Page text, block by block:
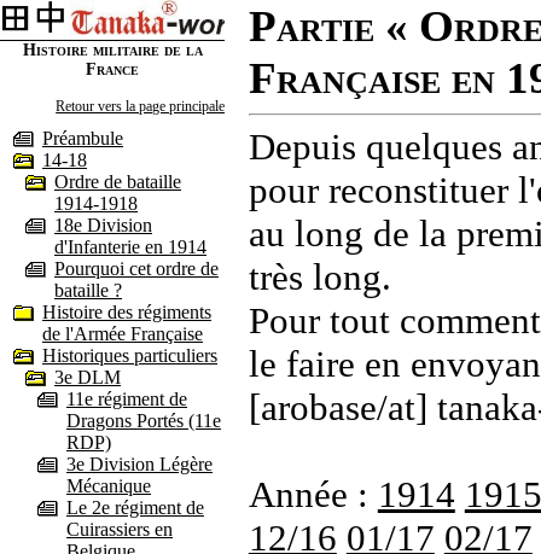
Histoire militaire de la
France
Retour vers la page principale
Préambule
14-18
Ordre de bataille
1914-1918
18e Division
d'Infanterie en 1914
Pourquoi cet ordre de
bataille ?
Histoire des régiments
de l'Armée Française
Historiques particuliers
3e DLM
11e régiment de
Dragons Portés (11e
RDP)
3e Division Légère
Mécanique
Le 2e régiment de
Cuirassiers en
Partie «
Française en
Depuis quelques
pour reconstituer
au long de la
très long.
Pour tout
le faire en
[arobase/at]
Année : 1914 1915
12/16 01/17 02/17